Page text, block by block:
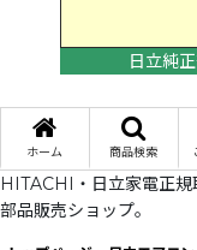
日立純
ホーム 商品検索
HITACHI・日立家電正規
部品販売ショップ。